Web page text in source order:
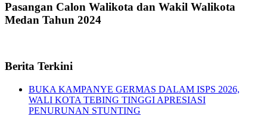
Pasangan Calon Walikota dan Wakil Walikota
Medan Tahun 2024
Berita Terkini
BUKA KAMPANYE GERMAS DALAM ISPS 2026,
WALI KOTA TEBING TINGGI APRESIASI
PENURUNAN STUNTING